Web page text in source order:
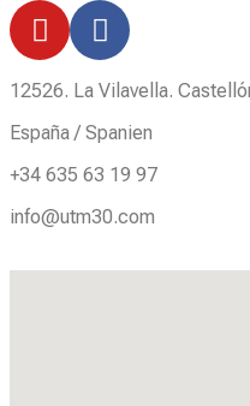
12526. La Vilavella.
España / Spanien
+34 635 63 19 97
info@utm30.com